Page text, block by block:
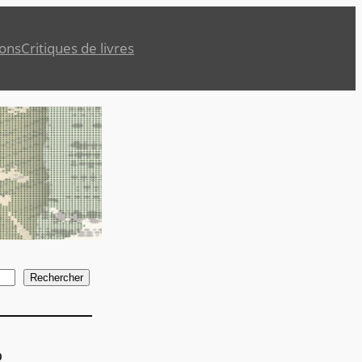
Critiques de livres
Rechercher